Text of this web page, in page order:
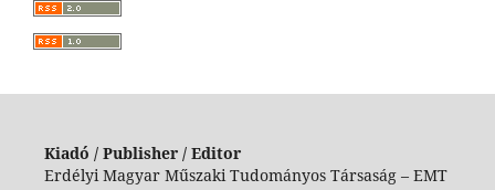
Kiadó / Publisher / Editor
Erdélyi Magyar Műszaki Tudományos Társaság – EMT